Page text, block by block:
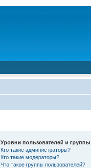
Уровни пользователей и группы
Кто такие администраторы?
Кто такие модераторы?
Что такое группы пользователей?